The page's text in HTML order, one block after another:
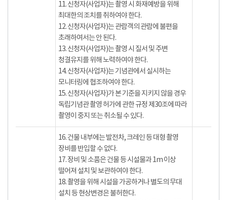
11. 신청자(사업자)는 촬영 시 화재예방을 위해
최대한의 조치를 취하여야 한다.
12. 신청자(사업자)는 관람객의 관람에 불편을
초래하여서는 안 된다.
13. 신청자(사업자)는 촬영 시 질서 및 주변
청결유지를 위해 노력하여야 한다.
14. 신청자(사업자)는 기념관에서 실시하는
모니터링에 협조하여야 한다.
15. 신청자(사업자)가 본 기준을 지키지 않을 경우
독립기념관 촬영 허가에 관한 규정 제30조에 따라
촬영이 중지 또는 취소될 수 있다.
16. 건물 내부에는 발전차, 크레인 등 대형 촬영
장비를 반입할 수 없다.
17. 장비 및 소품은 건물 등 시설물과 1m 이상
떨어져 설치 및 보관하여야 한다.
18. 촬영을 위해 시설을 가공하거나 별도의 무대
설치 등 현상변경은 불허한다.